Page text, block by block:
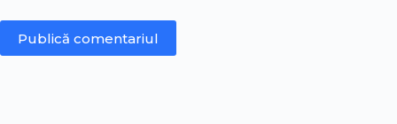
Publică comentariul